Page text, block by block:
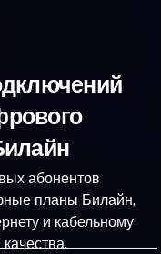
абонентов
планы Билайн,
и кабельному